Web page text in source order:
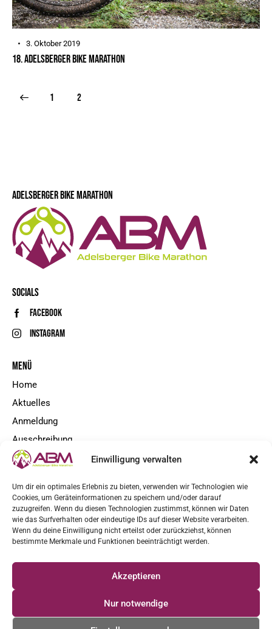
Einwilligung verwalten
Um dir ein optimales Erlebnis zu bieten, verwenden wir Technologien wie
Cookies, um Geräteinformationen zu speichern und/oder darauf
zuzugreifen. Wenn du diesen Technologien zustimmst, können wir Daten
wie das Surfverhalten oder eindeutige IDs auf dieser Website verarbeiten.
Wenn du deine Einwilligung nicht erteilst oder zurückziehst, können
bestimmte Merkmale und Funktionen beeinträchtigt werden.
Akzeptieren
Nur notwendige
3. Oktober 2019
18. ADELSBERGER BIKE MARATHON
1 2
ADELSBERGER BIKE MARATHON
SOCIALS
Facebook
Instagram
MENÜ
Home
Aktuelles
Anmeldung
Ausschreibung
Kontakt
NEWSLETTER
Ja, ich möchte News und Updates erhalten und habe die